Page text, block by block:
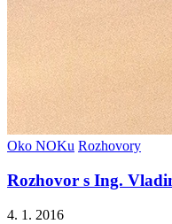
Oko NOKu Rozhovory
Rozhovor s Ing.
4. 1. 2016